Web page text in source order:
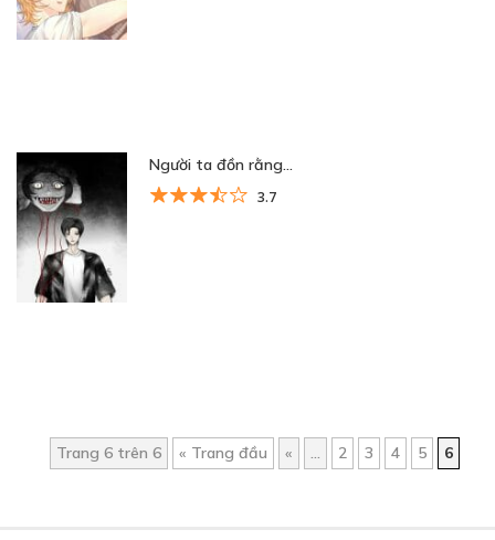
Người ta đồn rằng…
3.7
Trang 6 trên 6 « Trang đầu « ... 2 3 4 5 6